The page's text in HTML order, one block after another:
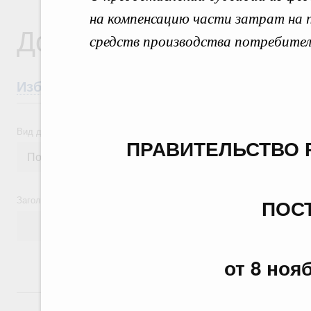
на компенсацию части затрат на
средств производства
от 8
Документы
Избранные документы со справками к
Вид документа
Заголовок или текст документа